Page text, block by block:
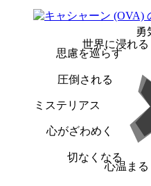
勇
心温まる
切なくなる
心がざわめく
ミステリアス
圧倒される
思慮を巡らす
世界に浸れる